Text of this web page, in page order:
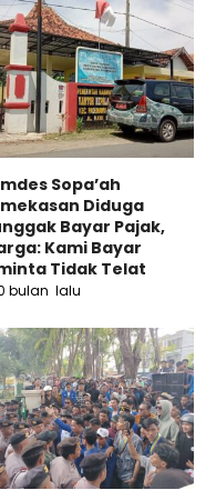
Sopa’ah
Diduga
Bayar Pajak,
Kami Bayar
Tidak Telat
bulan lalu